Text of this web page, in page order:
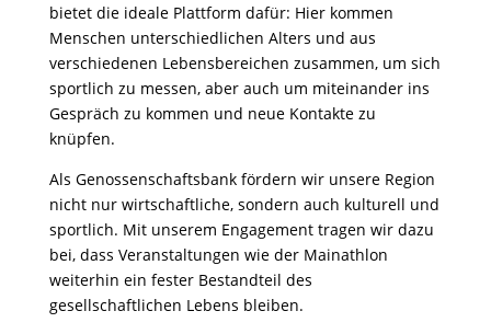
bietet die ideale Plattform dafür: Hier kommen
Menschen unterschiedlichen Alters und aus
verschiedenen Lebensbereichen zusammen, um sich
sportlich zu messen, aber auch um miteinander ins
Gespräch zu kommen und neue Kontakte zu
knüpfen.
Als Genossenschaftsbank fördern wir unsere Region
nicht nur wirtschaftliche, sondern auch kulturell und
sportlich. Mit unserem Engagement tragen wir dazu
bei, dass Veranstaltungen wie der Mainathlon
weiterhin ein fester Bestandteil des
gesellschaftlichen Lebens bleiben.